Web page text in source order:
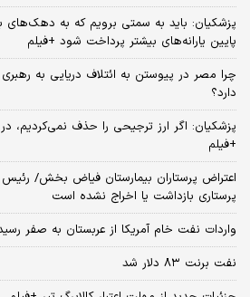
پزشکیان: باید به سمتی برویم که به دهک‌های
پایین یارانه‌های بیشتر پرداخت شود +فیلم
چرا مصر در پیوستن به ائتلاف دریایی به رهبری
دارد؟
پزشکیان: اگر ارز ترجیحی را حذف
+فیلم
اعتراض پرستاران بیمارستان فیاض بخش/
پرستاری بازداشت یا اخراج نشده است
واردات نفت خام آمریکا از عربستان به صفر
نفت برنت ۸۳ دلار شد